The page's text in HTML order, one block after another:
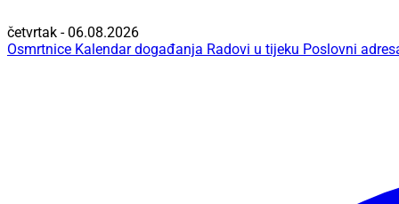
četvrtak - 06.08.2026
Osmrtnice Kalendar događanja Radovi u tijeku Poslovni